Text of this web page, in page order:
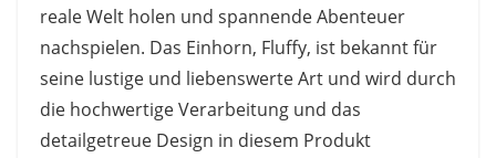
reale Welt holen und spannende Abenteuer
nachspielen. Das Einhorn, Fluffy, ist bekannt für
seine lustige und liebenswerte Art und wird durch
die hochwertige Verarbeitung und das
detailgetreue Design in diesem Produkt